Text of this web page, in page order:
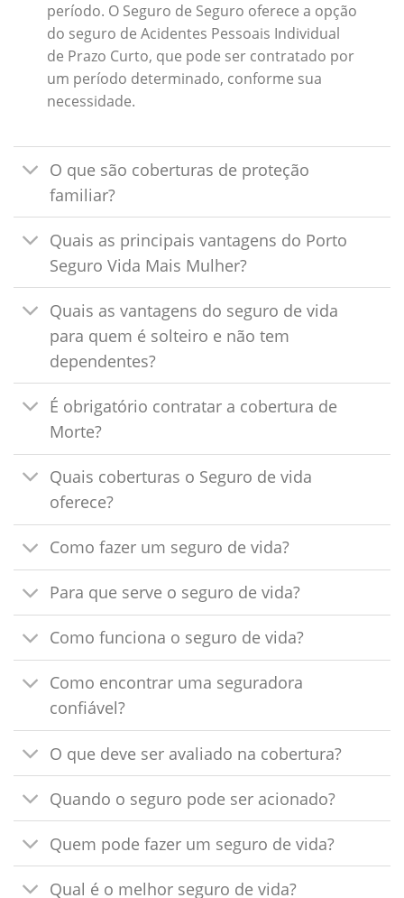
período. O Seguro de Seguro oferece a opção
do seguro de Acidentes Pessoais Individual
de Prazo Curto, que pode ser contratado por
um período determinado, conforme sua
necessidade.
O que são coberturas de proteção
familiar?
Quais as principais vantagens do Porto
Seguro Vida Mais Mulher?
Quais as vantagens do seguro de vida
para quem é solteiro e não tem
dependentes?
É obrigatório contratar a cobertura de
Morte?
Quais coberturas o Seguro de vida
oferece?
Como fazer um seguro de vida?
Para que serve o seguro de vida?
Como funciona o seguro de vida?
Como encontrar uma seguradora
confiável?
O que deve ser avaliado na cobertura?
Quando o seguro pode ser acionado?
Quem pode fazer um seguro de vida?
Qual é o melhor seguro de vida?